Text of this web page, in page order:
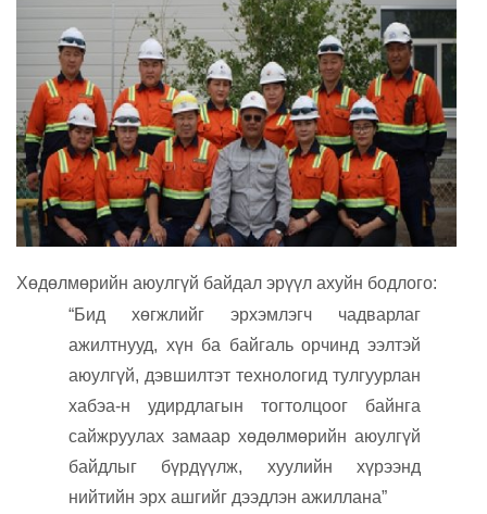
Хөдөлмөрийн аюулгүй байдал эрүүл ахуйн бодлого:
“Бид хөгжлийг эрхэмлэгч чадварлаг
ажилтнууд, хүн ба байгаль орчинд ээлтэй
аюулгүй, дэвшилтэт технологид тулгуурлан
хабэа-н удирдлагын тогтолцоог байнга
сайжруулах замаар хөдөлмөрийн аюулгүй
байдлыг бүрдүүлж, хуулийн хүрээнд
нийтийн эрх ашгийг дээдлэн ажиллана”